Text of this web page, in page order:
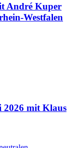
André Kuper
Westfalen
2026 mit Klaus